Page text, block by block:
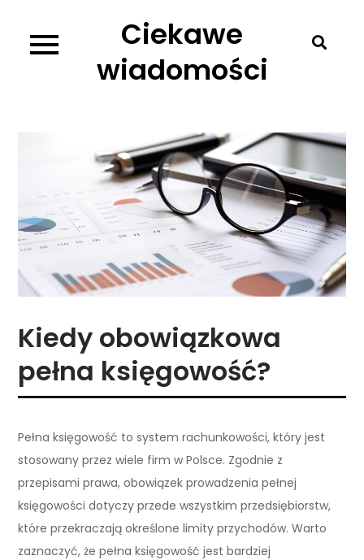
content
Ciekawe
wiadomości
Kiedy obowiązkowa
pełna księgowość?
Pełna księgowość to system rachunkowości, który jest
stosowany przez wiele firm w Polsce. Zgodnie z
przepisami prawa, obowiązek prowadzenia pełnej
księgowości dotyczy przede wszystkim przedsiębiorstw,
które przekraczają określone limity przychodów. Warto
zaznaczyć, że pełna księgowość jest bardziej